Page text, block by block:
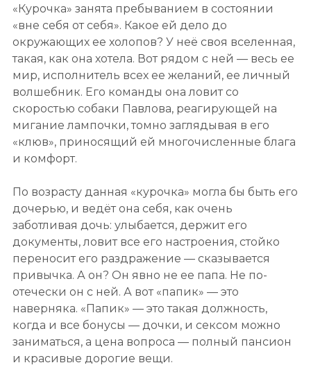
«Курочка» занята пребыванием в состоянии
«вне себя от себя». Какое ей дело до
окружающих ее холопов? У неё своя вселенная,
такая, как она хотела. Вот рядом с ней — весь ее
мир, исполнитель всех ее желаний, ее личный
волшебник. Его команды она ловит со
скоростью собаки Павлова, реагирующей на
мигание лампочки, томно заглядывая в его
«клюв», приносящий ей многочисленные блага
и комфорт.
По возрасту данная «курочка» могла бы быть его
дочерью, и ведёт она себя, как очень
заботливая дочь: улыбается, держит его
документы, ловит все его настроения, стойко
переносит его раздражение — сказывается
привычка. А он? Он явно не ее папа. Не по-
отечески он с ней. А вот «папик» — это
наверняка. «Папик» — это такая должность,
когда и все бонусы — дочки, и сексом можно
заниматься, а цена вопроса — полный пансион
и красивые дорогие вещи.